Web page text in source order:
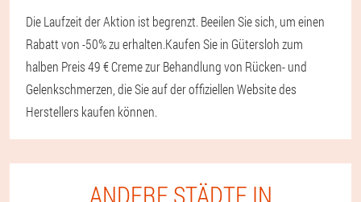
Die Laufzeit der Aktion ist begrenzt. Beeilen Sie sich, um einen
Rabatt von -50% zu erhalten.Kaufen Sie in Gütersloh zum
halben Preis 49 € Creme zur Behandlung von Rücken- und
Gelenkschmerzen, die Sie auf der offiziellen Website des
Herstellers kaufen können.
ANDERE STÄDTE IN